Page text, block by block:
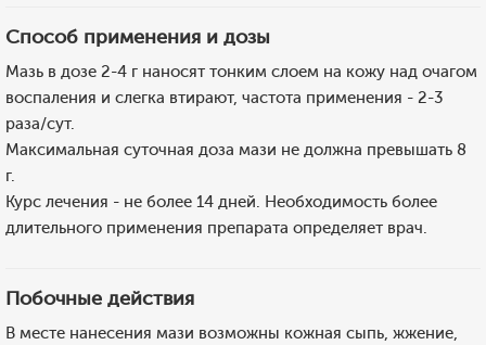
Способ применения и дозы
Мазь в дозе 2-4 г наносят тонким слоем на кожу над очагом
воспаления и слегка втирают, частота применения - 2-3
раза/сут.
Максимальная суточная доза мази не должна превышать 8
г.
Курс лечения - не более 14 дней. Необходимость более
длительного применения препарата определяет врач.
Побочные действия
В месте нанесения мази возможны кожная сыпь, жжение,